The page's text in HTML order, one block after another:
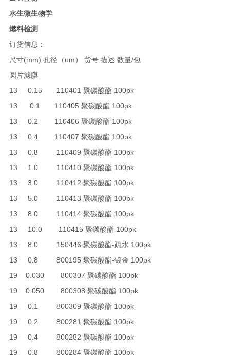
水生微生物学
燃料检测
订货信息：
尺寸(mm) 孔径（um） 货号 描述 数量/包
圆片滤膜
13 0.15 110401 聚碳酸酯 100pk
13 0.1 110405 聚碳酸酯 100pk
13 0.2 110406 聚碳酸酯 100pk
13 0.4 110407 聚碳酸酯 100pk
13 0.8 110409 聚碳酸酯 100pk
13 1.0 110410 聚碳酸酯 100pk
13 3.0 110412 聚碳酸酯 100pk
13 5.0 110413 聚碳酸酯 100pk
13 8.0 110414 聚碳酸酯 100pk
13 10.0 110415 聚碳酸酯 100pk
13 8.0 150446 聚碳酸酯-疏水 100pk
13 0.8 800195 聚碳酸酯-镀金 100pk
19 0.030 800307 聚碳酸酯 100pk
19 0.050 800308 聚碳酸酯 100pk
19 0.1 800309 聚碳酸酯 100pk
19 0.2 800281 聚碳酸酯 100pk
19 0.4 800282 聚碳酸酯 100pk
19 0.8 800284 聚碳酸酯 100pk